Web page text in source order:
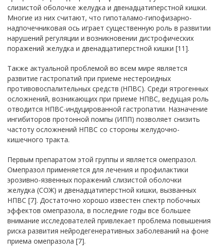
слизистой оболочке желудка и двенадцатиперстной кишки.
Многие из них считают, что гипоталамо-гипофизарно-
надпочечниковая ось играет существенную роль в развитии
нарушений регуляции и возникновении дистрофических
поражений желудка и двенадцатиперстной кишки [11].
Также актуальной проблемой во всем мире является
развитие гастропатий при приеме нестероидных
противовоспалительных средств (НПВС). Среди ятрогенных
осложнений, возникающих при приеме НПВС, ведущая роль
отводится НПВС-индуцированной гастропатии. Назначение
ингибиторов протонной помпы (ИПП) позволяет снизить
частоту осложнений НПВС со стороны желудочно-
кишечного тракта.
Первым препаратом этой группы и является омепразол.
Омепразол применяется для лечения и профилактики
эрозивно-язвенных поражений слизистой оболочки
желудка (СОЖ) и двенадцатиперстной кишки, вызванных
НПВС [7]. Достаточно хорошо известен спектр побочных
эффектов омепразола, в последние годы все большее
внимание исследователей привлекает проблема повышения
риска развития нейродегенеративных заболеваний на фоне
приема омепразола [7].